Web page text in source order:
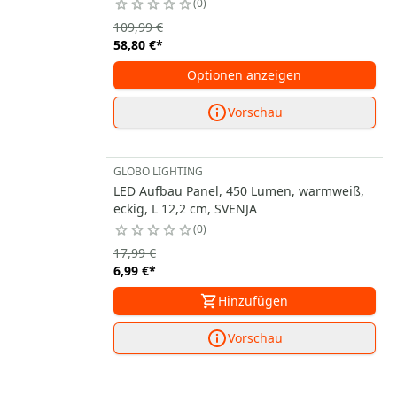
0
58,80 €*
109,99 €
Optionen anzeigen
Vorschau
GLOBO LIGHTING
LED Aufbau Panel, 450 Lumen, warmweiß,
eckig, L 12,2 cm, SVENJA
0
6,99 €*
17,99 €
Hinzufügen
Vorschau